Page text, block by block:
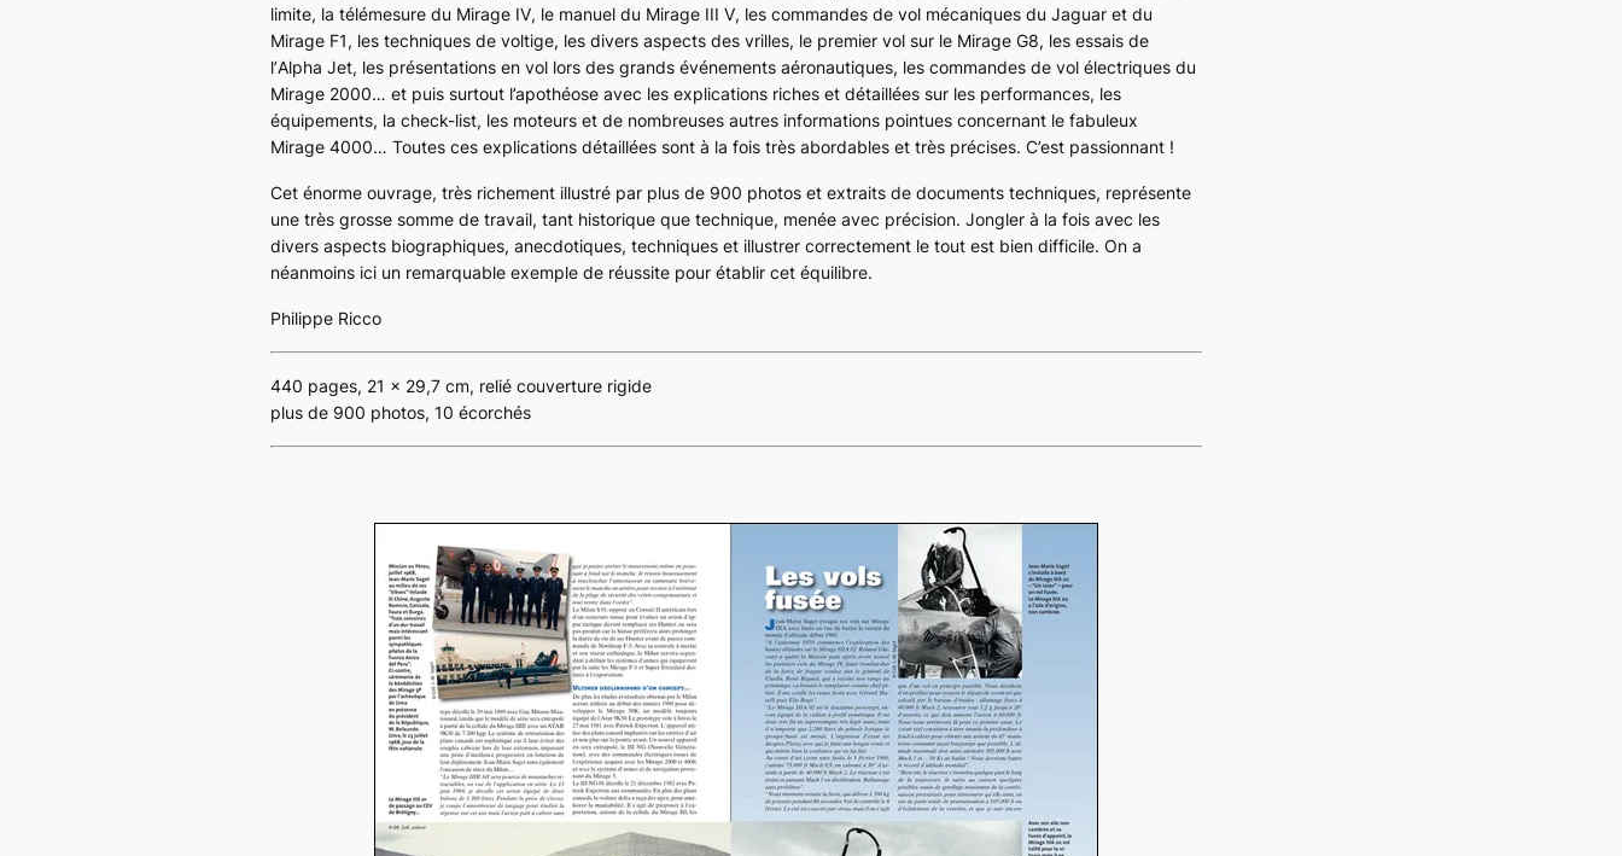
limite, la télémesure du Mirage IV, le manuel du Mirage III V, les commandes de vol mécaniques du Jaguar et du
Mirage F1, les techniques de voltige, les divers aspects des vrilles, le premier vol sur le Mirage G8, les essais de
l’Alpha Jet, les présentations en vol lors des grands événements aéronautiques, les commandes de vol électriques du
Mirage 2000… et puis surtout l’apothéose avec les explications riches et détaillées sur les performances, les
équipements, la check-list, les moteurs et de nombreuses autres informations pointues concernant le fabuleux
Mirage 4000… Toutes ces explications détaillées sont à la fois très abordables et très précises. C’est passionnant !
Cet énorme ouvrage, très richement illustré par plus de 900 photos et extraits de documents techniques, représente
une très grosse somme de travail, tant historique que technique, menée avec précision. Jongler à la fois avec les
divers aspects biographiques, anecdotiques, techniques et illustrer correctement le tout est bien difficile. On a
néanmoins ici un remarquable exemple de réussite pour établir cet équilibre.
Philippe Ricco
440 pages, 21 x 29,7 cm, relié couverture rigide
plus de 900 photos, 10 écorchés